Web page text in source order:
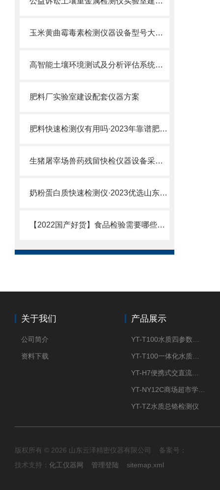
玉米黄曲霉毒素检测仪器设备型号大全及厂家
高智能土壤环境测试及分析评估系统设备
肥料厂实验室建设配套仪器方案
肥料快速检测仪有用吗·2023年靠谱肥料快速检测仪厂家选云唐
生猪屠宰场兽药残留快检仪器设备采购推荐
奶粉蛋白质快速检测仪·2023优选山东云唐老品牌
【2022国产好货】食品检验需要哪些仪器@高科技食品检验需要哪些仪器
关于我们
公司简介
资料下载
产品展示
YT-TZ水质总铬检测仪
版权所有 © 2026 山东云泽精密仪器有限公司 备案号：
技术支持： 化工仪器网 管理登陆 sitemap.xml